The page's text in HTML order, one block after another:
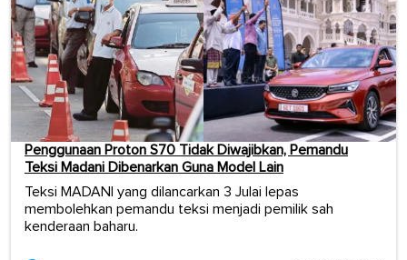
Penggunaan Proton S70 Tidak Diwajibkan, Pemandu
Teksi Madani Dibenarkan Guna Model Lain
Teksi MADANI yang dilancarkan 3 Julai lepas
membolehkan pemandu teksi menjadi pemilik sah
kenderaan baharu.